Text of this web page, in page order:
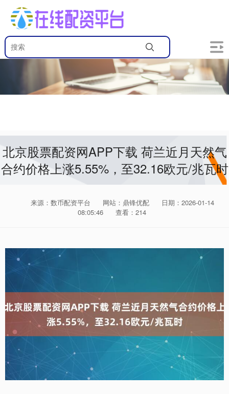
北京股票配资网APP下载 荷兰近月天然气
合约价格上涨5.55%，至32.16欧元/兆瓦时
来源：数币配资平台 网站：鼎锋优配
日期：2026-01-14
08:05:46
查看：214